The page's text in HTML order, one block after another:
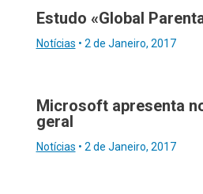
Estudo «Global
Notícias • 2 de Janeiro, 2017
Microsoft apresenta
geral
Notícias • 2 de Janeiro, 2017